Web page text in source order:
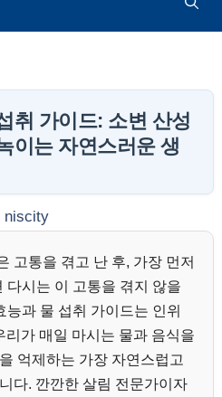
취 가이드: 소변 산성
이는 자연스러운 생
niscity
고통을 겪고 난 후, 가장 먼저
다시는 이 고통을 겪지 않을
능과 물 섭취 가이드는 인위
리가 매일 마시는 물과 음식을
억제하는 가장 자연스럽고
다. 깐깐한 살림 전문가이자